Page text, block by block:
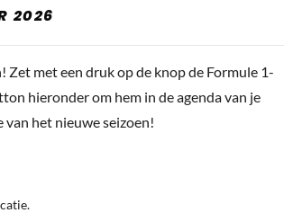
2026
Zet met een druk op de knop de Formule 1-
hieronder om hem in de agenda van je
van het nieuwe seizoen!